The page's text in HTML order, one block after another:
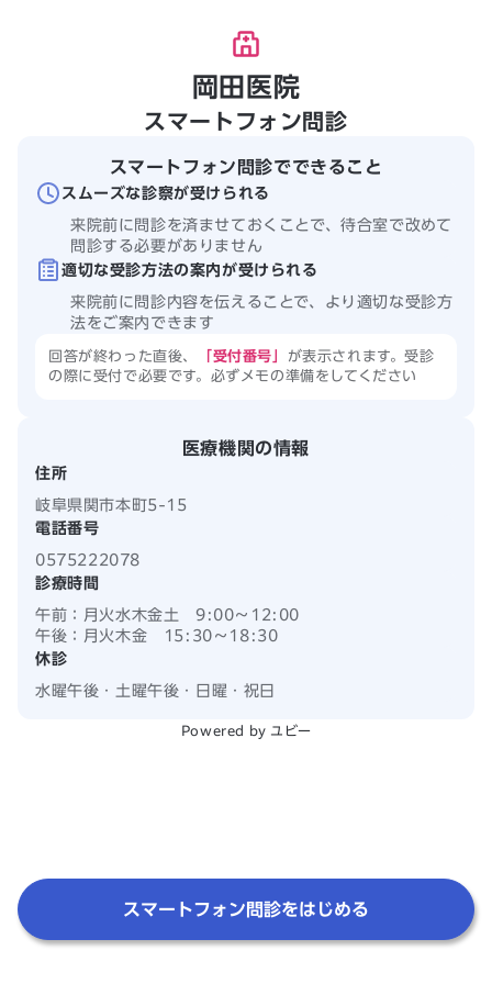
岡田医院
スマートフォン問診
スマートフォン問診でできること
スムーズな診察が受けられる
来院前に問診を済ませておくことで、待合室で改めて
問診する必要がありません
適切な受診方法の案内が受けられる
来院前に問診内容を伝えることで、より適切な受診方
法をご案内できます
回答が終わった直後、 「受付番号」
が表示されます。受診
の際に受付で必要です。必ずメモの準備をしてください
医療機関の情報
住所
岐阜県関市本町5-15
電話番号
0575222078
診療時間
午前： 月火水木金土 9:00〜 12:00
午後： 月火木金 15:30 〜 18:30
休診
水曜午後・土曜午後・日曜・祝日
Powered by ユビー
スマートフォン問診をはじめる